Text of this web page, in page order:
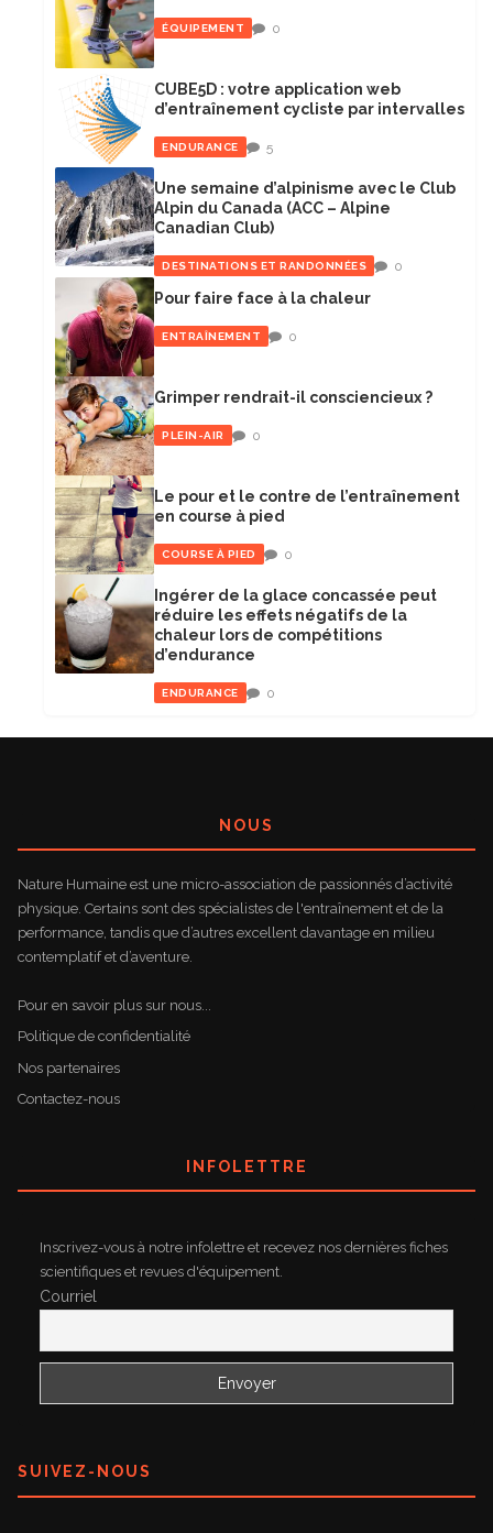
ÉQUIPEMENT 0
CUBE5D : votre application web
d’entraînement cycliste par intervalles
ENDURANCE 5
Une semaine d’alpinisme avec le Club
Alpin du Canada (ACC – Alpine
Canadian Club)
DESTINATIONS ET RANDONNÉES 0
Pour faire face à la chaleur
ENTRAÎNEMENT 0
Grimper rendrait-il consciencieux ?
PLEIN-AIR 0
Le pour et le contre de l’entraînement
en course à pied
COURSE À PIED 0
Ingérer de la glace concassée peut
réduire les effets négatifs de la
chaleur lors de compétitions
d’endurance
ENDURANCE 0
NOUS
Nature Humaine est une micro-association de passionnés d’activité
physique. Certains sont des spécialistes de l'entraînement et de la
performance, tandis que d’autres excellent davantage en milieu
contemplatif et d’aventure.
Pour en savoir plus sur nous...
Politique de confidentialité
Nos partenaires
Contactez-nous
INFOLETTRE
Inscrivez-vous à notre infolettre et recevez nos dernières fiches
scientifiques et revues d'équipement.
Courriel
SUIVEZ-NOUS